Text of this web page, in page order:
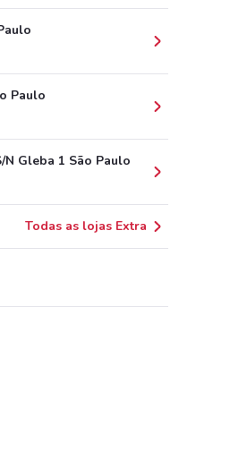
Paulo
Gleba 1 São Paulo
Todas as lojas Extra